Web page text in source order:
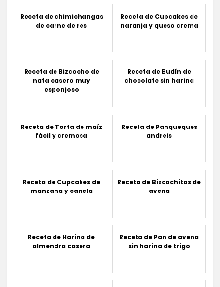
Receta de chimichangas
de carne de res
Receta de Cupcakes de
naranja y queso crema
Receta de Bizcocho de
nata casero muy
esponjoso
Receta de Budín de
chocolate sin harina
Receta de Torta de maíz
fácil y cremosa
Receta de Panqueques
andreis
Receta de Cupcakes de
manzana y canela
Receta de Bizcochitos de
avena
Receta de Harina de
almendra casera
Receta de Pan de avena
sin harina de trigo